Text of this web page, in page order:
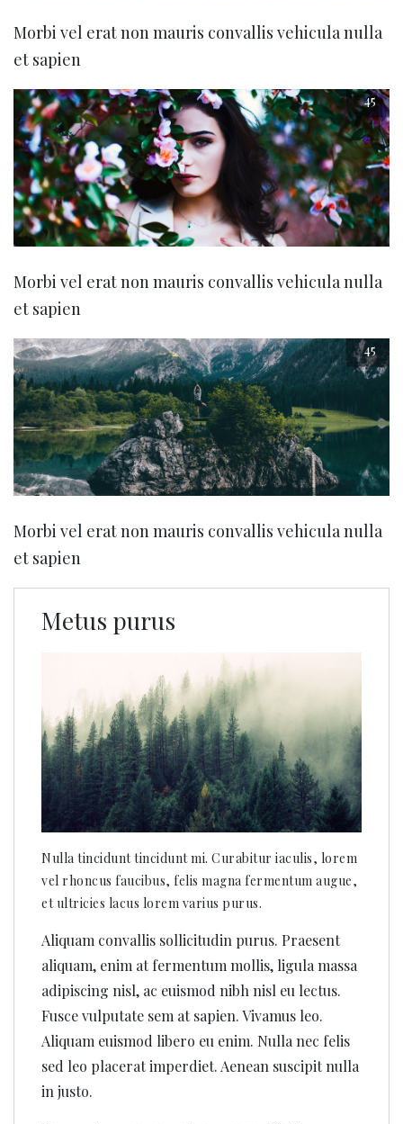
Morbi vel erat non mauris convallis vehicula nulla
et sapien
45
Morbi vel erat non mauris convallis vehicula nulla
et sapien
45
Morbi vel erat non mauris convallis vehicula nulla
et sapien
Metus purus
Nulla tincidunt tincidunt mi. Curabitur iaculis, lorem
vel rhoncus faucibus, felis magna fermentum augue,
et ultricies lacus lorem varius purus.
Aliquam convallis sollicitudin purus. Praesent
aliquam, enim at fermentum mollis, ligula massa
adipiscing nisl, ac euismod nibh nisl eu lectus.
Fusce vulputate sem at sapien. Vivamus leo.
Aliquam euismod libero eu enim. Nulla nec felis
sed leo placerat imperdiet. Aenean suscipit nulla
in justo.